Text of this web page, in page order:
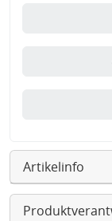
Artikelinfo